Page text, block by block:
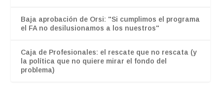
Baja aprobación de Orsi: "Si cumplimos el programa
el FA no desilusionamos a los nuestros"
Caja de Profesionales: el rescate que no rescata (y
la política que no quiere mirar el fondo del
problema)